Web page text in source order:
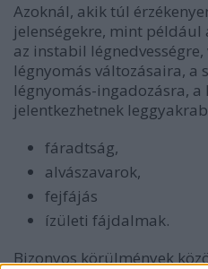
Azoknál, akik túl
jelenségekre, mint
az instabil
légnyomás változásaira, a
légnyomás-ingadozásra, a
jelentkezhetnek
fáradtság,
alvászavarok,
fejfájás
ízületi fájdalmak.
Bizonyos körülmények